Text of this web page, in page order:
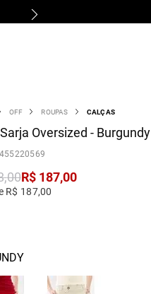
OFF ROUPAS CALÇAS
Oversized - Burgundy
,00R$ 187,00
R$ 187,00